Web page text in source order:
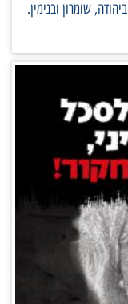
שומרון ובנימין.